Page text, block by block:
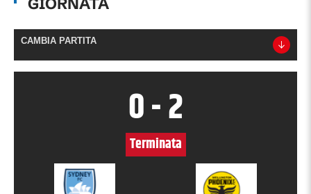
GIORNATA
CAMBIA PARTITA
0-2
Terminata